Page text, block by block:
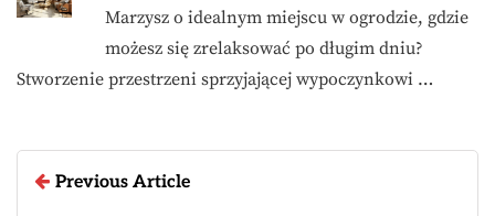
Marzysz o idealnym miejscu w ogrodzie, gdzie
możesz się zrelaksować po długim dniu?
Stworzenie przestrzeni sprzyjającej wypoczynkowi …
Previous Article